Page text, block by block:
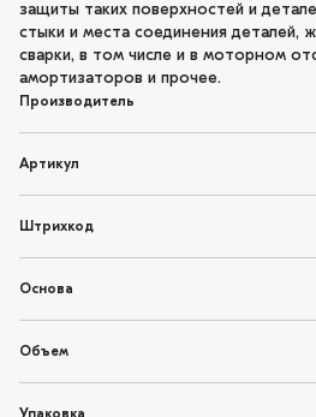
защиты таких поверхностей и
стыки и места соединения деталей,
сварки, в том числе и в моторном
амортизаторов и прочее.
Производитель
Артикул
Штрихкод
Основа
Объем